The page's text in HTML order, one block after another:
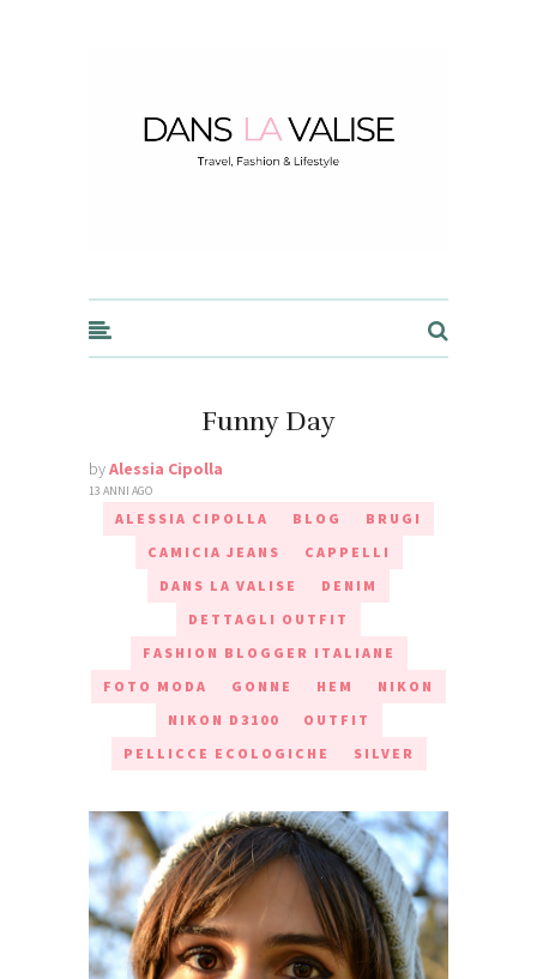
Funny Day
byAlessia Cipolla
13 ANNI AGO
ALESSIA CIPOLLA BLOG
BRUGI
CAMICIA JEANS
CAPPELLI
DANS LA VALISE
DENIM
DETTAGLI OUTFIT
FASHION BLOGGER ITALIANE
FOTO MODA
GONNE HEM
NIKON
NIKON D3100
OUTFIT
PELLICCE ECOLOGICHE
SILVER